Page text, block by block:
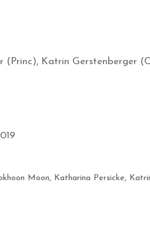
Katrin Gerstenberger
Moon, Katharina Persicke,